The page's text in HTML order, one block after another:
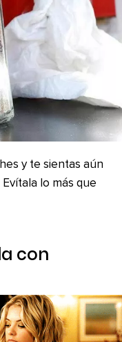
y te sientas aún
lo más que
con